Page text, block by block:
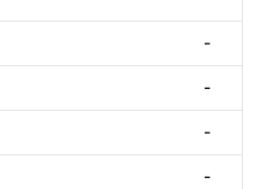
-
-
-
-